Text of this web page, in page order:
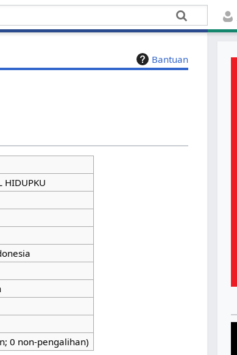
Bantuan
HIDUPKU
0 non-pengalihan)